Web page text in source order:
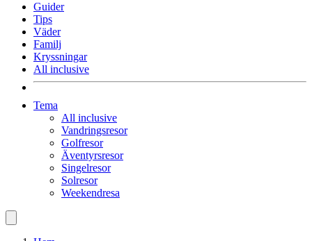
Guider
Tips
Väder
Familj
Kryssningar
All inclusive
Tema
All inclusive
Vandringsresor
Golfresor
Äventyrsresor
Singelresor
Solresor
Weekendresa